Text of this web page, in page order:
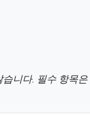
니다. 필수 항목은